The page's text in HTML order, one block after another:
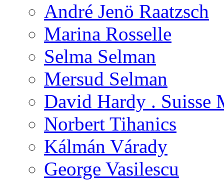
André Jenö Raatzsch
Marina Rosselle
Selma Selman
Mersud Selman
David Hardy . Suisse
Norbert Tihanics
Kálmán Várady
George Vasilescu